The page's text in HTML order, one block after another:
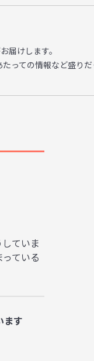
届けします。
たっての情報など盛りだ
ていま
ている
ます